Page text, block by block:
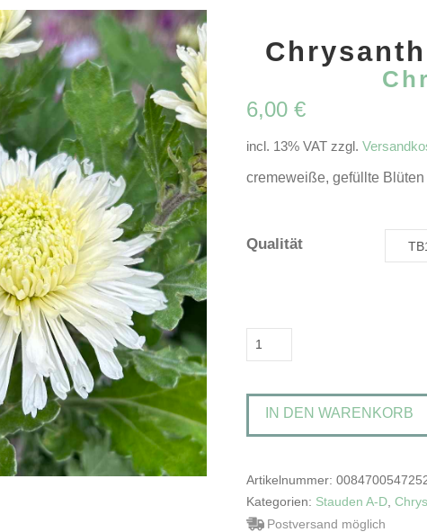
6,00 €
incl. 13% VAT zzgl.
cremeweiße, gefüllte Blüten
Qualität
Chrysanthemum
'Vysocina'Chrysantheme
Menge
IN DEN WARENKORB
Artikelnummer:
Kategorien: Stauden A-D,
Postversand möglich